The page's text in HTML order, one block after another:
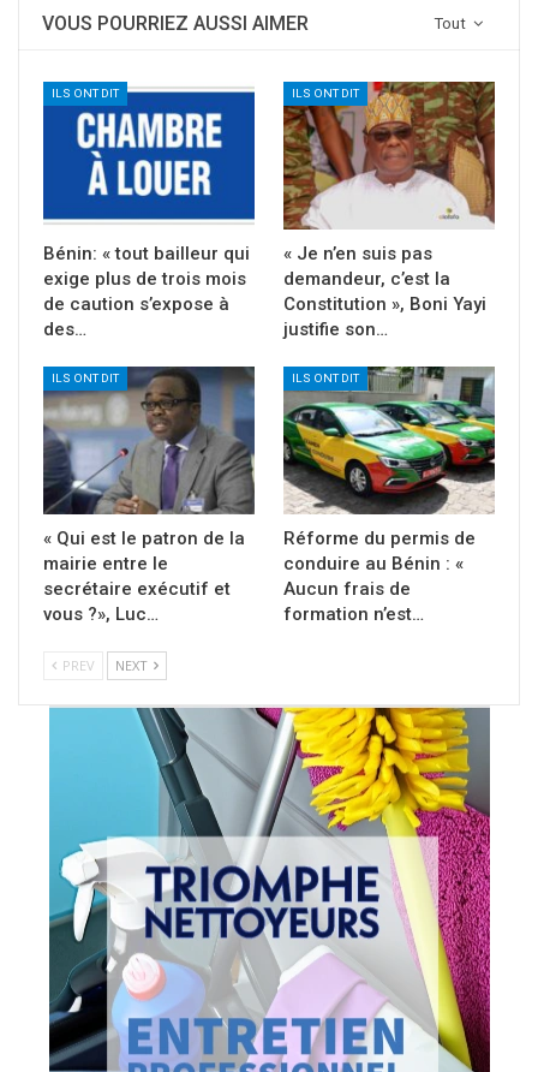
Tout
VOUS POURRIEZ AUSSI AIMER
ILS ONT DIT
Bénin: « tout bailleur qui
exige plus de trois mois
de caution s’expose à
des…
ILS ONT DIT
« Je n’en suis pas
demandeur, c’est la
Constitution », Boni Yayi
justifie son…
ILS ONT DIT
« Qui est le patron de la
mairie entre le
secrétaire exécutif et
vous ?», Luc…
ILS ONT DIT
Réforme du permis de
conduire au Bénin : «
Aucun frais de
formation n’est…
PREV NEXT